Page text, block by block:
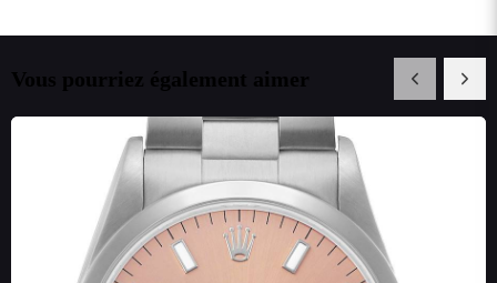
Vous pourriez également aimer